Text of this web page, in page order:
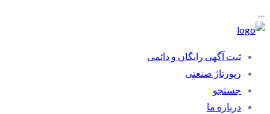
…
ثبت آگهی رایگان و دائمی
رپورتاژ صنعتی
جستجو
درباره ما